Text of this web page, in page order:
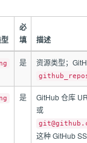
必
填
描述
是 资源类型；
是
GitHub 仓库
或
这种 GitHub